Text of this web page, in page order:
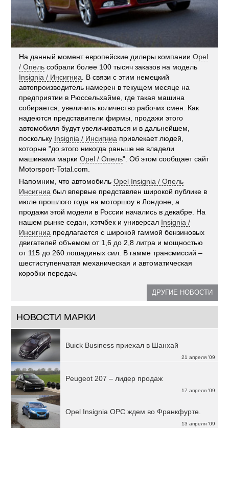
На данный момент европейские дилеры компанииOpel
/ Опель собрали более 100 тысяч заказов на модель
Insignia / Инсигниа . В связи с этим немецкий
автопроизводитель намерен в текущем месяце на
предприятии в Рюссельхайме, где такая машина
собирается, увеличить количество рабочих смен. Как
надеются представители фирмы, продажи этого
автомобиля будут увеличиваться и в дальнейшем,
поскольку Insignia / Инсигниа привлекает людей,
которые "до этого никогда раньше не владели
машинами маркиOpel / Опель". Об этом сообщает сайт
Motorsport-Total.com.
Напомним, что автомобильOpel Insignia / Опель
Инсигниа был впервые представлен широкой публике в
июле прошлого года на моторшоу в Лондоне, а
продажи этой модели в России начались в декабре. На
нашем рынке седан, хэтчбек и универсал Insignia /
Инсигниа предлагается с широкой гаммой бензиновых
двигателей объемом от 1,6 до 2,8 литра и мощностью
от 115 до 260 лошадиных сил. В гамме трансмиссий –
шестиступенчатая механическая и автоматическая
коробки передач.
ДРУГИЕ НОВОСТИ
НОВОСТИ МАРКИ
21 апреля '09
Buick Business приехал в Шанхай
17 апреля '09
Peugeot 207 – лидер продаж
13 апреля '09
Opel Insignia OPC ждем во Франкфурте.